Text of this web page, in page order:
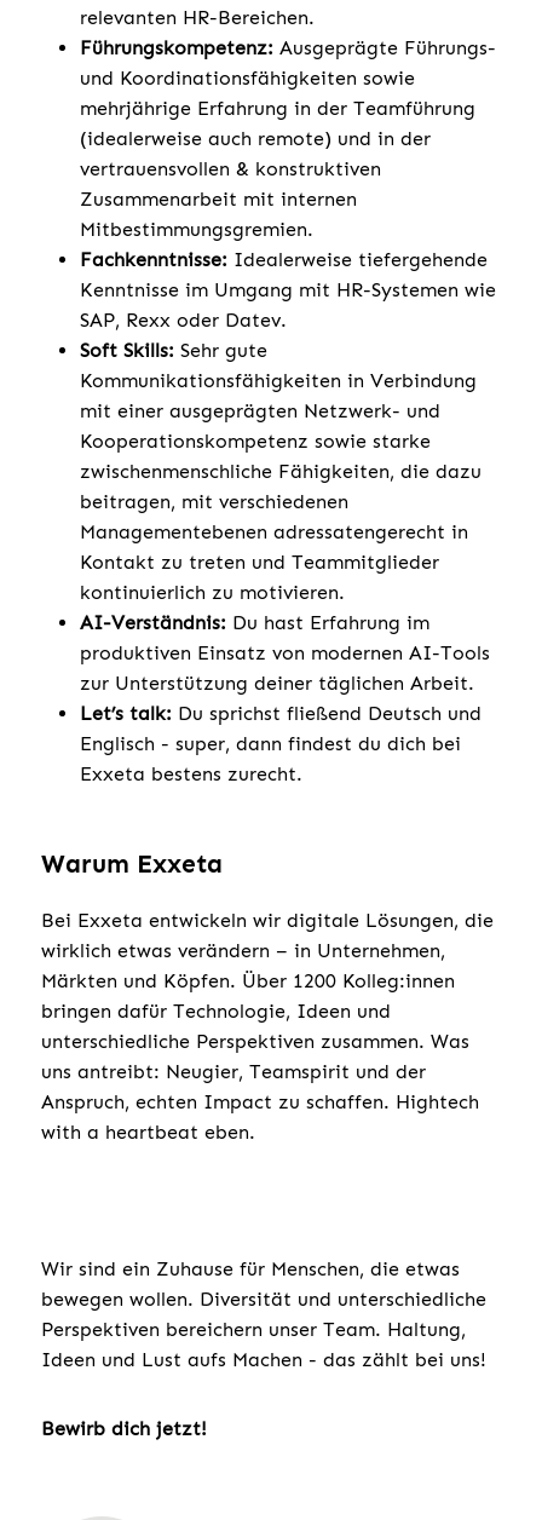
relevanten HR-Bereichen.
Führungskompetenz: Ausgeprägte Führungs-
und Koordinationsfähigkeiten sowie
mehrjährige Erfahrung in der Teamführung
(idealerweise auch remote) und in der
vertrauensvollen & konstruktiven
Zusammenarbeit mit internen
Mitbestimmungsgremien.
Fachkenntnisse: Idealerweise tiefergehende
Kenntnisse im Umgang mit HR-Systemen wie
SAP, Rexx oder Datev.
Soft Skills: Sehr gute
Kommunikationsfähigkeiten in Verbindung
mit einer ausgeprägten Netzwerk- und
Kooperationskompetenz sowie starke
zwischenmenschliche Fähigkeiten, die dazu
beitragen, mit verschiedenen
Managementebenen adressatengerecht in
Kontakt zu treten und Teammitglieder
kontinuierlich zu motivieren.
AI-Verständnis: Du hast Erfahrung im
produktiven Einsatz von modernen AI-Tools
zur Unterstützung deiner täglichen Arbeit.
Let’s talk: Du sprichst fließend Deutsch und
Englisch - super, dann findest du dich bei
Exxeta bestens zurecht.
Warum Exxeta
Bei Exxeta entwickeln wir digitale Lösungen, die
wirklich etwas verändern – in Unternehmen,
Märkten und Köpfen. Über 1200 Kolleg:innen
bringen dafür Technologie, Ideen und
unterschiedliche Perspektiven zusammen. Was
uns antreibt: Neugier, Teamspirit und der
Anspruch, echten Impact zu schaffen. Hightech
with a heartbeat eben.
Wir sind ein Zuhause für Menschen, die etwas
bewegen wollen. Diversität und unterschiedliche
Perspektiven bereichern unser Team. Haltung,
Ideen und Lust aufs Machen - das zählt bei uns!
Bewirb dich jetzt!